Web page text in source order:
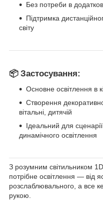
Без потреби в
Підтримка
світу
📦 Застосування:
Основне освітлення в
Створення
вітальні, дитячій
Ідеальний для
динамічного освітлення
З розумним світильником
потрібне освітлення — від
розслаблювального, а все
рукою.